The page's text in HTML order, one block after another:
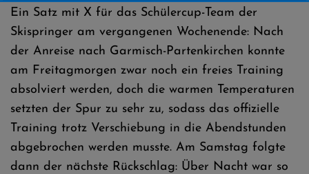
Ein Satz mit X für das Schülercup-Team der
Skispringer am vergangenen Wochenende: Nach
der Anreise nach Garmisch-Partenkirchen konnte
am Freitagmorgen zwar noch ein freies Training
absolviert werden, doch die warmen Temperaturen
setzten der Spur zu sehr zu, sodass das offizielle
Training trotz Verschiebung in die Abendstunden
abgebrochen werden musste. Am Samstag folgte
dann der nächste Rückschlag: Über Nacht war so